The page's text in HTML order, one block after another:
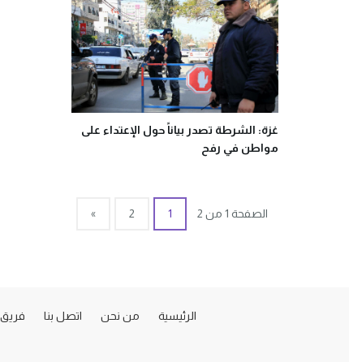
غزة: الشرطة تصدر بياناً حول الإعتداء على
مواطن في رفح
الصفحة 1 من 2 1
2
»
الرئيسية من نحن اتصل بنا